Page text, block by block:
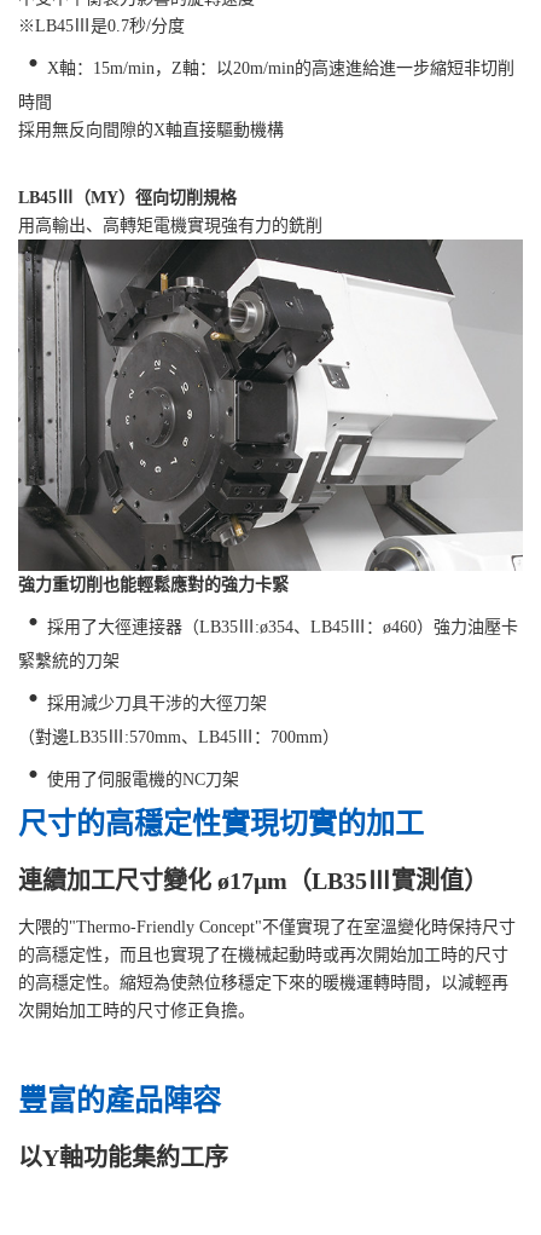
※LB45Ⅲ是0.7秒/分度
・ X軸：15m/min，Z軸：以20m/min的高速進給進一步縮短非切削
時間
採用無反向間隙的X軸直接驅動機構
LB45Ⅲ（MY）徑向切削規格
用高輸出、高轉矩電機實現強有力的銑削
強力重切削也能輕鬆應對的強力卡緊
・ 採用了大徑連接器（LB35Ⅲ:ø354、LB45Ⅲ：ø460）強力油壓卡
緊繫統的刀架
・ 採用減少刀具干涉的大徑刀架
（對邊LB35Ⅲ:570mm、LB45Ⅲ：700mm）
・ 使用了伺服電機的NC刀架
尺寸的高穩定性實現切實的加工
連續加工尺寸變化 ø17μm（LB35Ⅲ實測值）
大隈的"Thermo-Friendly Concept"不僅實現了在室溫變化時保持尺寸
的高穩定性，而且也實現了在機械起動時或再次開始加工時的尺寸
的高穩定性。縮短為使熱位移穩定下來的暖機運轉時間，以減輕再
次開始加工時的尺寸修正負擔。
豐富的產品陣容
以Y軸功能集約工序